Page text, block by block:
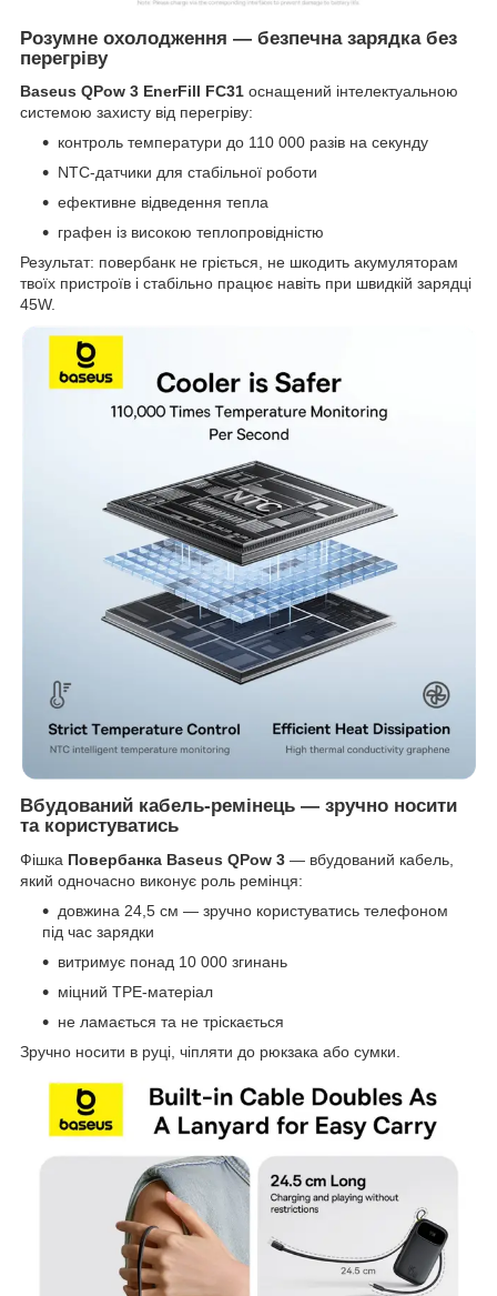
Розумне охолодження — безпечна зарядка без
перегріву
Baseus QPow 3 EnerFill FC31 оснащений інтелектуальною
системою захисту від перегріву:
контроль температури до 110 000 разів на секунду
NTC-датчики для стабільної роботи
ефективне відведення тепла
графен із високою теплопровідністю
Результат: повербанк не гріється, не шкодить акумуляторам
твоїх пристроїв і стабільно працює навіть при швидкій зарядці
45W.
Вбудований кабель-ремінець — зручно носити
та користуватись
Фішка Повербанка Baseus QPow 3 — вбудований кабель,
який одночасно виконує роль ремінця:
довжина 24,5 см — зручно користуватись телефоном
під час зарядки
витримує понад 10 000 згинань
міцний TPE-матеріал
не ламається та не тріскається
Зручно носити в руці, чіпляти до рюкзака або сумки.